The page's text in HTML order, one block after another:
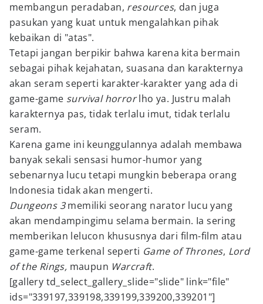
membangun peradaban, resources, dan juga
pasukan yang kuat untuk mengalahkan pihak
kebaikan di "atas".
Tetapi jangan berpikir bahwa karena kita bermain
sebagai pihak kejahatan, suasana dan karakternya
akan seram seperti karakter-karakter yang ada di
game-game survival horrorlho ya. Justru malah
karakternya pas, tidak terlalu imut, tidak terlalu
seram.
Karena game ini keunggulannya adalah membawa
banyak sekali sensasi humor-humor yang
sebenarnya lucu tetapi mungkin beberapa orang
Indonesia tidak akan mengerti.
Dungeons 3memiliki seorang narator lucu yang
akan mendampingimu selama bermain. Ia sering
memberikan lelucon khususnya dari film-film atau
game-game terkenal seperti Game of Thrones, Lord
of the Rings, maupun Warcraft.
[gallery td_select_gallery_slide="slide" link="file"
ids="339197,339198,339199,339200,339201"]